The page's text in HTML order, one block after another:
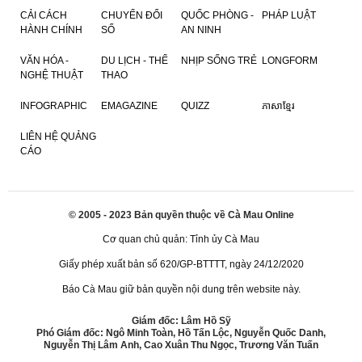
CẢI CÁCH
HÀNH CHÍNH
CHUYỂN ĐỔI
SỐ
QUỐC PHÒNG -
AN NINH
PHÁP LUẬT
VĂN HÓA -
NGHỆ THUẬT
DU LỊCH - THỂ
THAO
NHỊP SỐNG TRẺ LONGFORM
INFOGRAPHIC EMAGAZINE QUIZZ ភាសាខ្មែរ
LIÊN HỆ QUẢNG
CÁO
© 2005 - 2023 Bản quyền thuộc về Cà Mau Online
Cơ quan chủ quản: Tỉnh ủy Cà Mau
Giấy phép xuất bản số 620/GP-BTTTT, ngày 24/12/2020
Báo Cà Mau giữ bản quyền nội dung trên website này.
Giám đốc: Lâm Hồ Sỹ
Phó Giám đốc: Ngô Minh Toàn, Hồ Tấn Lộc, Nguyễn Quốc Danh,
Nguyễn Thị Lâm Anh, Cao Xuân Thu Ngọc, Trương Văn Tuấn